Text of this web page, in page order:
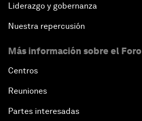
Liderazgo y gobernanza
Nuestra repercusión
Más información sobre el Foro
Centros
Reuniones
Partes interesadas